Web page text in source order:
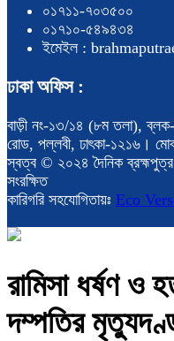
০১৭১১-৭০৩৫০০
০১৭১০-৫৪৯৪৩৪
ইমেইল :
ঢাকা অফিস :
বাড়ী নং-১৩/১৪ (৮ম তলা),
রোড, পল্লবী, ঢাৎকা-১২১৬।
স্বত্ব © ২০২৪ দৈনিক ব্রহ্মপুত্র
সংরক্ষিত
কারিগরি সহযোগিতায়ঃ Eco
রামিসা ধর্ষণ ও
দম্পতির